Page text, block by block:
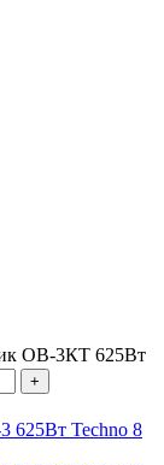
ОВ-3КТ 625Вт